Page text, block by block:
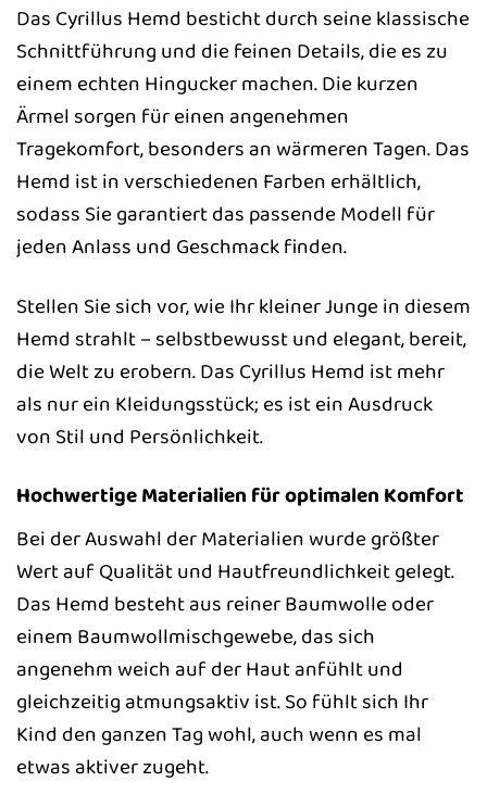
Das Cyrillus Hemd besticht durch seine klassische
Schnittführung und die feinen Details, die es zu
einem echten Hingucker machen. Die kurzen
Ärmel sorgen für einen angenehmen
Tragekomfort, besonders an wärmeren Tagen. Das
Hemd ist in verschiedenen Farben erhältlich,
sodass Sie garantiert das passende Modell für
jeden Anlass und Geschmack finden.
Stellen Sie sich vor, wie Ihr kleiner Junge in diesem
Hemd strahlt – selbstbewusst und elegant, bereit,
die Welt zu erobern. Das Cyrillus Hemd ist mehr
als nur ein Kleidungsstück; es ist ein Ausdruck
von Stil und Persönlichkeit.
Hochwertige Materialien für optimalen Komfort
Bei der Auswahl der Materialien wurde größter
Wert auf Qualität und Hautfreundlichkeit gelegt.
Das Hemd besteht aus reiner Baumwolle oder
einem Baumwollmischgewebe, das sich
angenehm weich auf der Haut anfühlt und
gleichzeitig atmungsaktiv ist. So fühlt sich Ihr
Kind den ganzen Tag wohl, auch wenn es mal
etwas aktiver zugeht.